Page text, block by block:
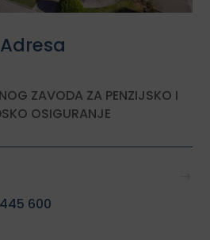
Adresa
ZAVODA ZA PENZIJSKO I
OSIGURANJE
600